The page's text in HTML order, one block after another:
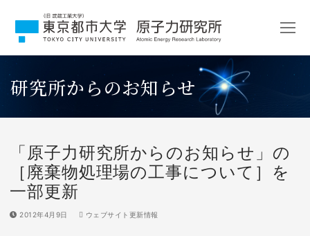
研究所からのお知らせ
「原子力研究所からのお知らせ」の
［廃棄物処理場の工事について］を
一部更新
2012年4月9日 ウェブサイト更新情報